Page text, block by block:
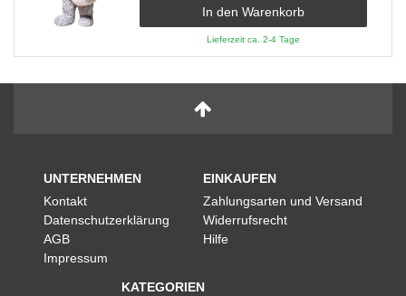
In den Warenkorb
Lieferzeit ca. 2-4 Tage
UNTERNEHMEN
Kontakt
Datenschutzerklärung
AGB
Impressum
EINKAUFEN
Zahlungsarten und Versand
Widerrufsrecht
Hilfe
KATEGORIEN